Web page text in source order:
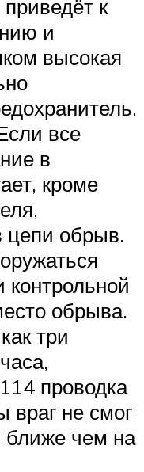
к
и
высокая
все
в
кроме
цепи обрыв.
обрыва.
три
проводка
враг не смог
ближе чем на